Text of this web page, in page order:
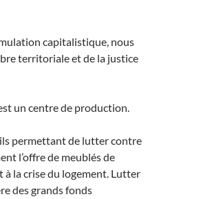
capitalistique, nous
territoriale et de la justice
un centre de production.
permettant de lutter contre
l’offre de meublés de
la crise du logement. Lutter
des grands fonds